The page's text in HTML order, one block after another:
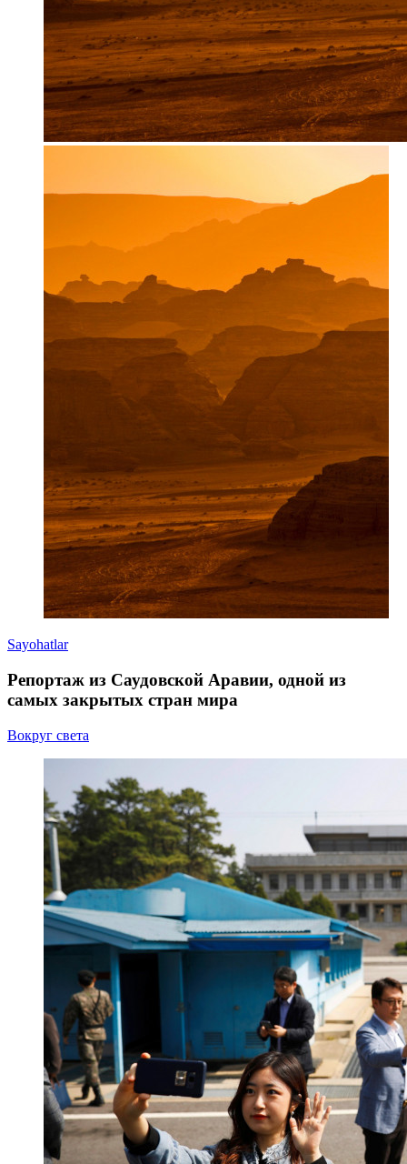
Sayohatlar
Репортаж из Саудовской Аравии, одной из
самых закрытых стран мира
Вокруг света